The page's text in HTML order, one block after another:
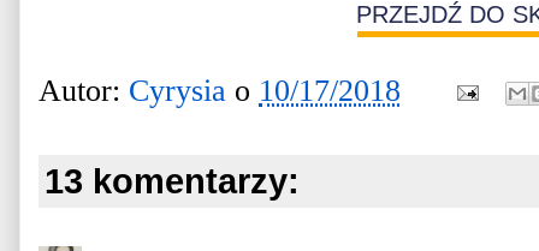
PRZEJDŹ DO
Autor: Cyrysia o 10/17/2018
13 komentarzy: